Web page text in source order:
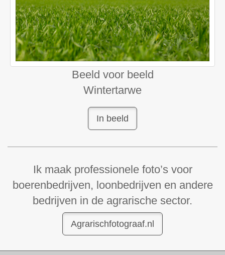
Beeld voor beeld
Wintertarwe
In beeld
Ik maak professionele foto’s voor
boerenbedrijven, loonbedrijven en andere
bedrijven in de agrarische sector.
Agrarischfotograaf.nl